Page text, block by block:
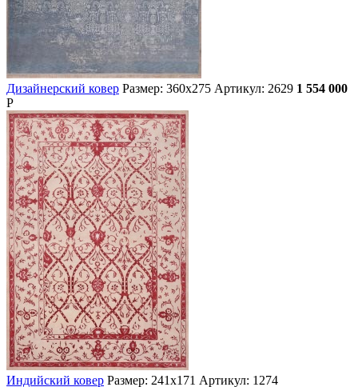
Дизайнерский ковер Размер: 360х275 Артикул: 2629 1 554 000
Р
Индийский ковер Размер: 241х171 Артикул: 1274